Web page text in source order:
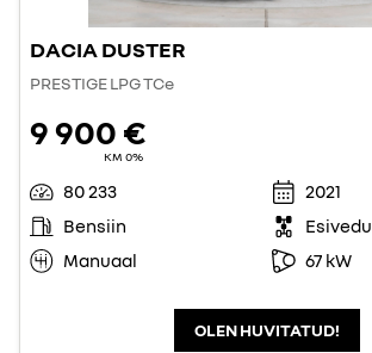
DACIA DUSTER
PRESTIGE LPG TCe
9 900 €
KM 0%
80 233
2021
Bensiin
Esivedu
Manuaal
67 kW
OLEN HUVITATUD!